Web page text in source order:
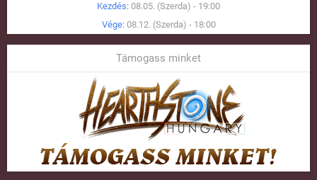
Kezdés: 08.05. (Szerda) - 19:00
Vége: 08.12. (Szerda) - 18:00
Támogass minket